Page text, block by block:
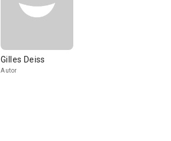
Gilles Deiss
Autor